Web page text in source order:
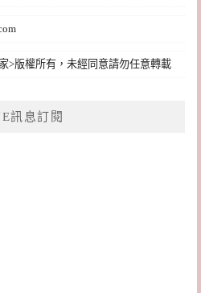
>版權所有，未經同意請勿任意轉載
訊息訂閱